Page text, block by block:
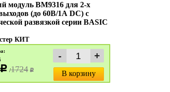
модуль BM9316 для 2-х
(до 60В/1А DC) с
развязкой серии BASIC
КИТ
c /1724 c В корзину